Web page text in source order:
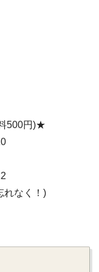
500円)★
れなく！)